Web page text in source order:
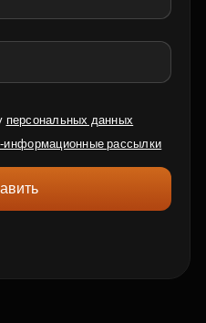
персональных данных
информационные рассылки